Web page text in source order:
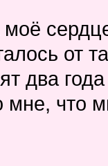
моё
от
два
мне, что